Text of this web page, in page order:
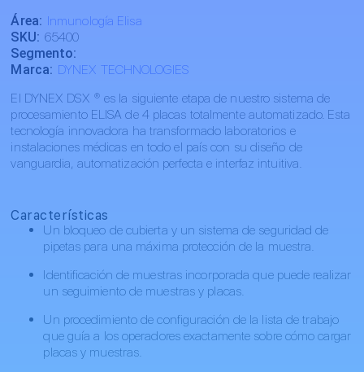
Área: Inmunología Elisa
SKU: 65400
Segmento:
Marca: DYNEX TECHNOLOGIES
El DYNEX DSX ® es la siguiente etapa de nuestro sistema de
procesamiento ELISA de 4 placas totalmente automatizado. Esta
tecnología innovadora ha transformado laboratorios e
instalaciones médicas en todo el país con su diseño de
vanguardia, automatización perfecta e interfaz intuitiva.
Características
Un bloqueo de cubierta y un sistema de seguridad de
pipetas para una máxima protección de la muestra.
Identificación de muestras incorporada que puede realizar
un seguimiento de muestras y placas.
Un procedimiento de configuración de la lista de trabajo
que guía a los operadores exactamente sobre cómo cargar
placas y muestras.